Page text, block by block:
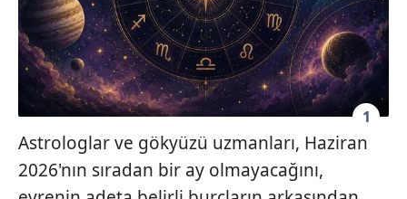
1
Astrologlar ve gökyüzü uzmanları, Haziran
2026'nın sıradan bir ay olmayacağını,